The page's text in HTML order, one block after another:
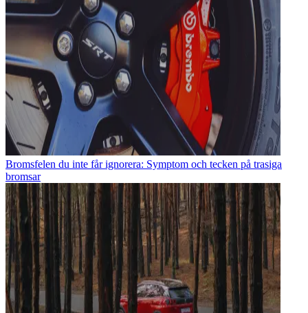
Bromsfelen du inte får ignorera: Symptom och tecken på trasiga
bromsar